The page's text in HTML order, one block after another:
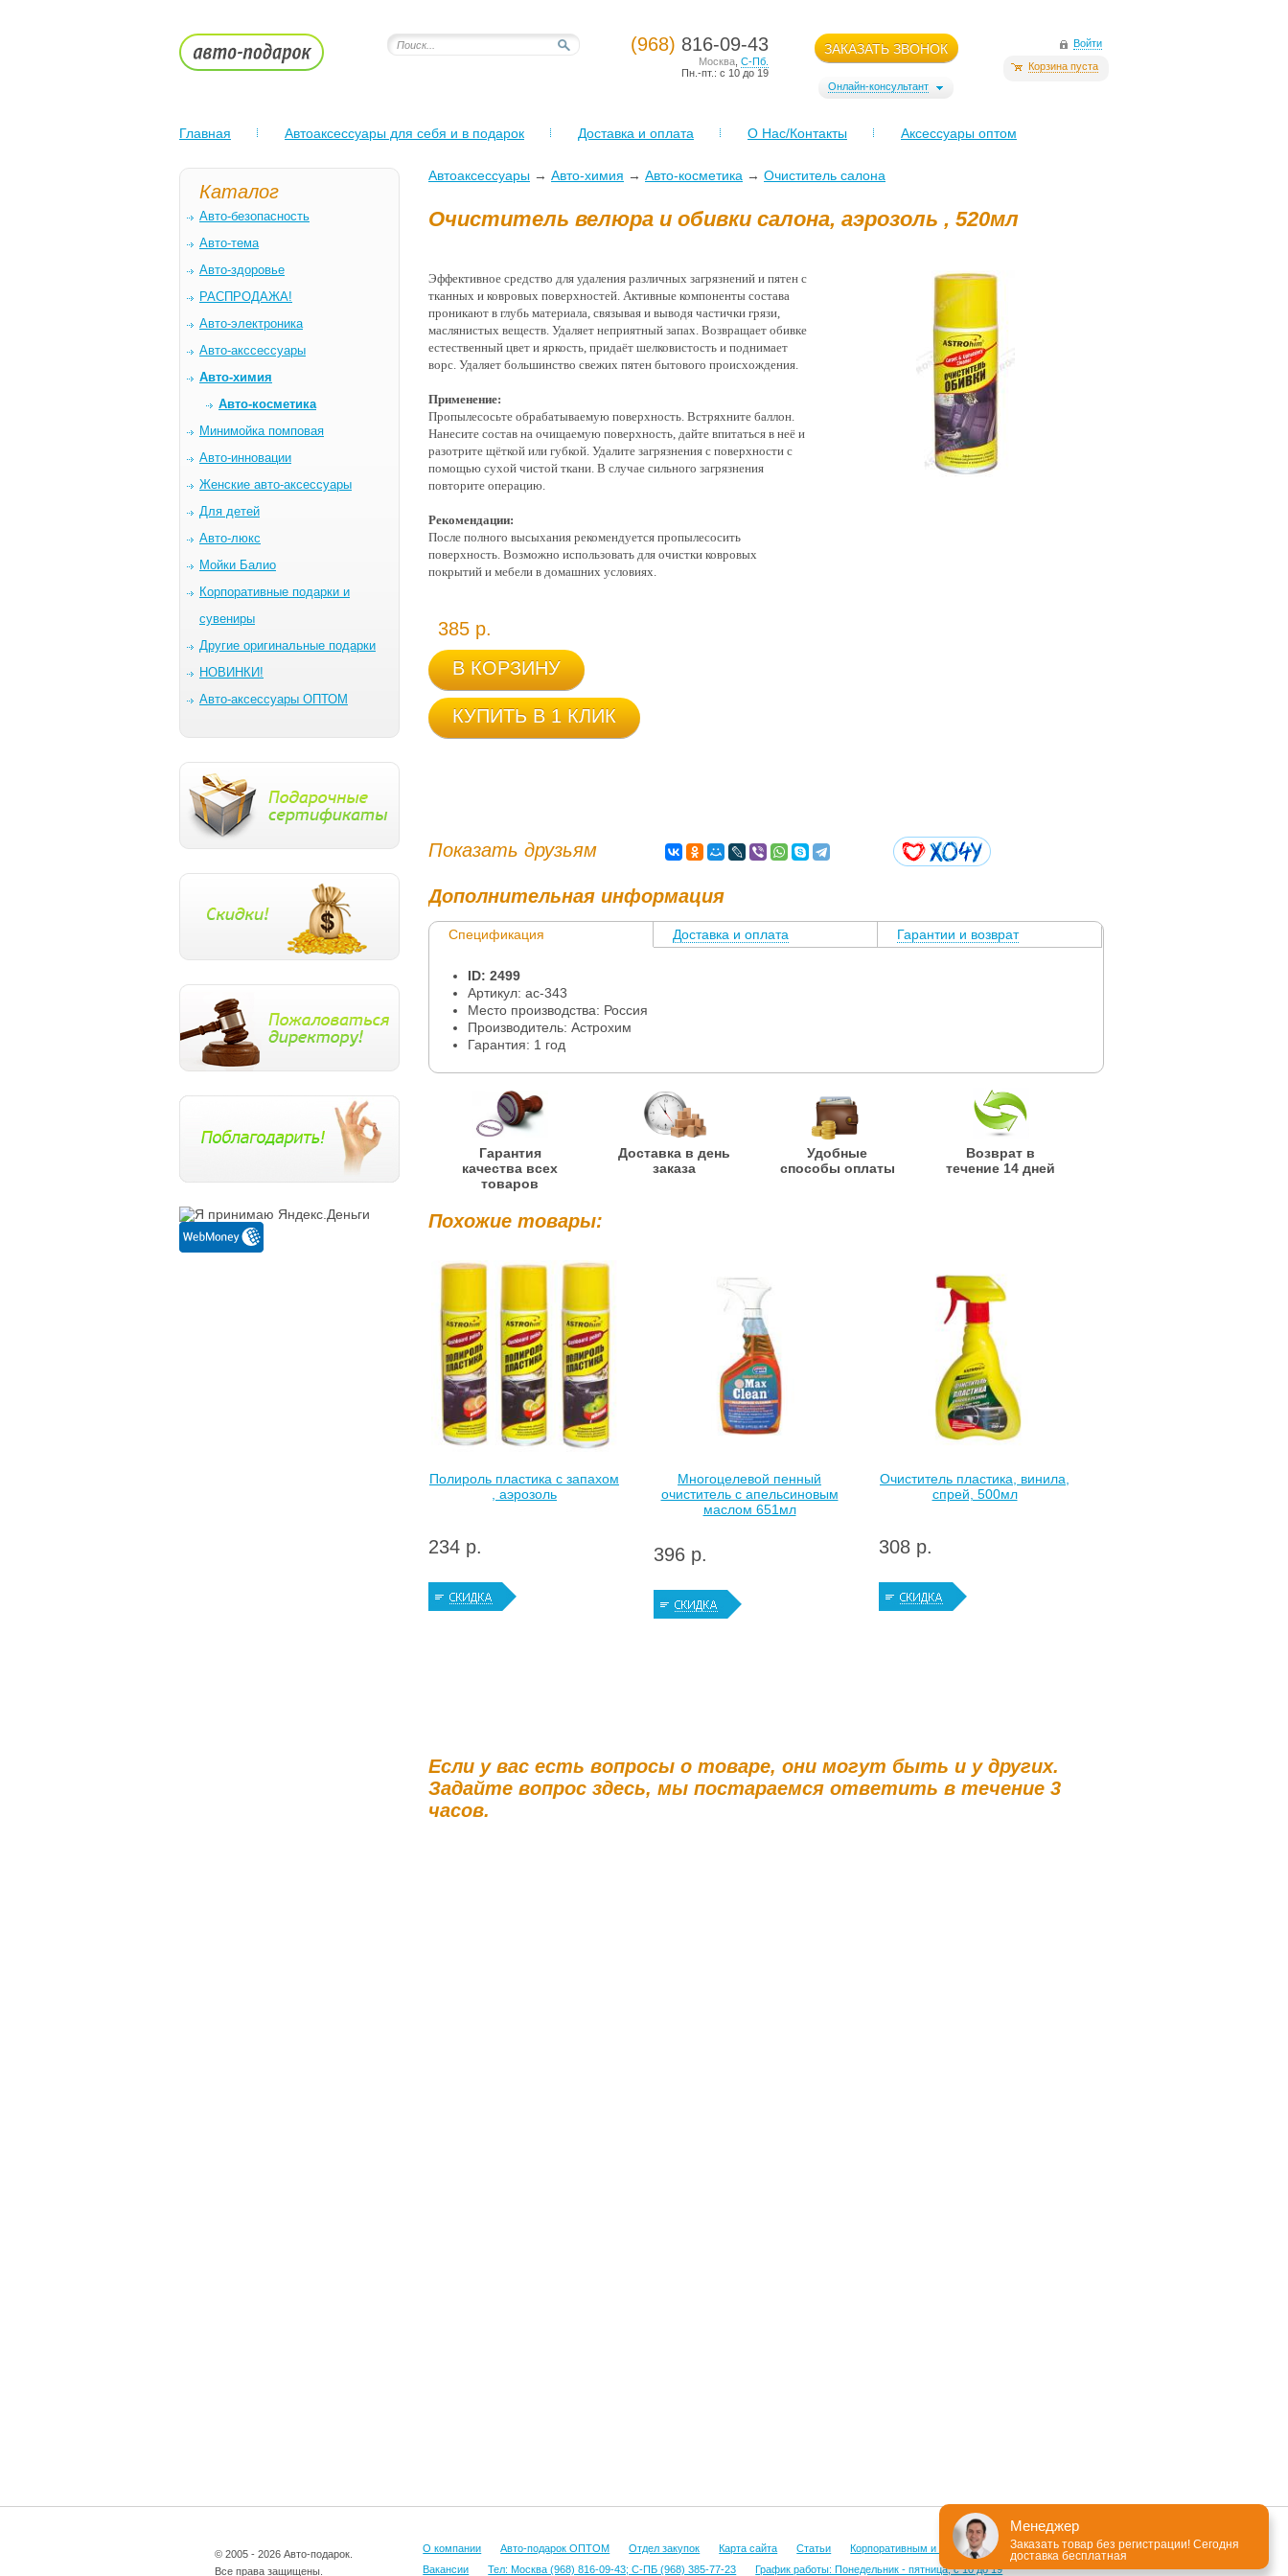
(968) 816-09-43
Москва С-Пб.
Пн.-пт.: с 10 до 19
ЗАКАЗАТЬ ЗВОНОК
Онлайн-консультант
Войти
Корзина пуста
Главная Автоаксессуары для себя и в подарок Доставка и оплата О Нас/Контакты Аксессуары оптом
Каталог
Авто-безопасность
Авто-тема
Авто-здоровье
РАСПРОДАЖА!
Авто-электроника
Авто-акссессуары
Авто-химия
Авто-косметика
Минимойка помповая
Авто-инновации
Женские авто-аксессуары
Для детей
Авто-люкс
Мойки Балио
Корпоративные подарки и
сувениры
Другие оригинальные подарки
НОВИНКИ!
Авто-аксессуары ОПТОМ
Автоаксессуары → Авто-химия → Авто-косметика → Очиститель салона
Очиститель велюра и обивки салона, аэрозоль , 520мл
Эффективное средство для удаления различных загрязнений и пятен с
тканных и ковровых поверхностей. Активные компоненты состава
проникают в глубь материала, связывая и выводя частички грязи,
маслянистых веществ. Удаляет неприятный запах. Возвращает обивке
естественный цвет и яркость, придаёт шелковистость и поднимает
ворс. Удаляет большинство свежих пятен бытового происхождения.
Применение:
Пропылесосьте обрабатываемую поверхность. Встряхните баллон.
Нанесите состав на очищаемую поверхность, дайте впитаться в неё и
разотрите щёткой или губкой. Удалите загрязнения с поверхности с
помощью сухой чистой ткани. В случае сильного загрязнения
повторите операцию.
Рекомендации:
После полного высыхания рекомендуется пропылесосить
поверхность. Возможно использовать для очистки ковровых
покрытий и мебели в домашних условиях.
385 р.
В КОРЗИНУ
КУПИТЬ В 1 КЛИК
Показать друзьям
Дополнительная информация
Спецификация Доставка и оплата
Гарантии и возврат
ID: 2499
Артикул: ac-343
Место производства: Россия
Производитель: Астрохим
Гарантия: 1 год
Гарантия
качества всех
товаров
Доставка в день
заказа
Удобные
способы оплаты
Возврат в
течение 14 дней
Похожие товары:
Полироль пластика с запахом
, аэрозоль
234 р.
Многоцелевой пенный
очиститель с апельсиновым
маслом 651мл
396 р.
Очиститель пластика, винила,
спрей, 500мл
308 р.
Если у вас есть вопросы о товаре, они могут быть и у других.
Задайте вопрос здесь, мы постараемся ответить в течение 3
часов.
© 2005 - 2026 Авто-подарок.
Все права защищены.
О компании Авто-подарок ОПТОМ Отдел закупок Карта сайта Статьи
Корпоративным и оптовым клиентам
Вакансии
Тел: Москва (968) 816-09-43; С-ПБ (968) 385-77-23 График работы: Понедельник - пятница, с 10 до 19
Менеджер
Заказать товар без регистрации! Сегодня
доставка бесплатная